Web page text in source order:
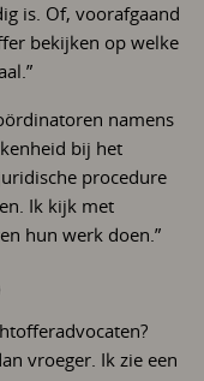
is. Of, voorafgaand
bekijken op welke
namens
bij het
procedure
Ik kijk met
hun werk doen.”
vroeger. Ik zie een